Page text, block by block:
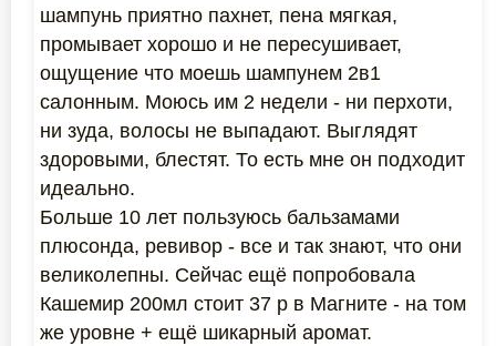
шампунь приятно пахнет, пена мягкая,
промывает хорошо и не пересушивает,
ощущение что моешь шампунем 2в1
салонным. Моюсь им 2 недели - ни перхоти,
ни зуда, волосы не выпадают. Выглядят
здоровыми, блестят. То есть мне он подходит
идеально.
Больше 10 лет пользуюсь бальзамами
плюсонда, ревивор - все и так знают, что они
великолепны. Сейчас ещё попробовала
Кашемир 200мл стоит 37 р в Магните - на том
же уровне + ещё шикарный аромат.